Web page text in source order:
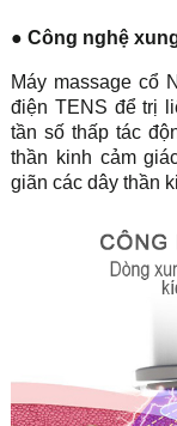
● Công nghệ
Máy massage cổ
điện TENS để trị
tần số thấp tác
thần kinh cảm
giãn các dây thần